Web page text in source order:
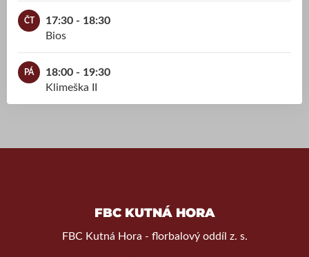
ČT
17:30 - 18:30
Bios
PÁ
18:00 - 19:30
Klimeška II
FBC KUTNÁ HORA
FBC Kutná Hora - florbalový oddíl z. s.